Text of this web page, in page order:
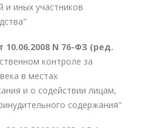
и иных участников
N 76-ФЗ (ред.
контроле за
в местах
и о содействии лицам,
содержания"